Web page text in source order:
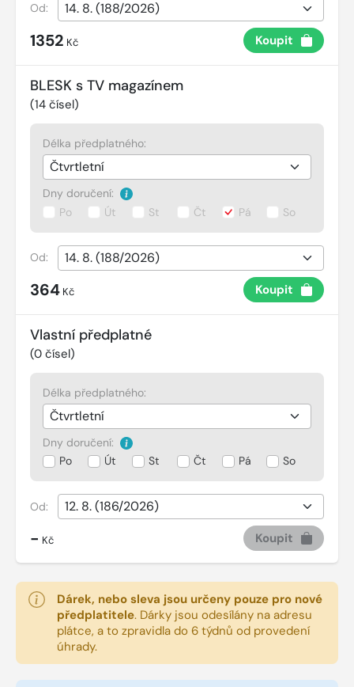
Od:
1352 Kč Koupit
BLESK s TV magazínem
(14 čísel)
Délka předplatného:
Dny doručení:
Po
Út St Čt Pá So
Od:
364 Kč Koupit
Vlastní předplatné
(0 čísel)
Délka předplatného:
Dny doručení:
Po
Út St Čt Pá So
Od:
- Kč Koupit
Dárek, nebo sleva jsou určeny pouze pro nové
předplatitele. Dárky jsou odesílány na adresu
plátce, a to zpravidla do 6 týdnů od provedení
úhrady.